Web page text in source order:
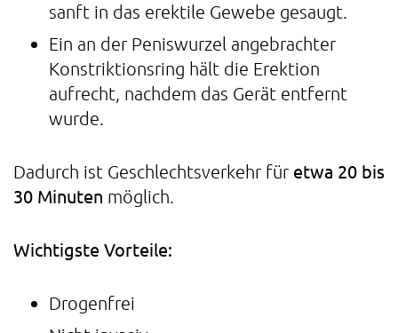
sanft in das erektile Gewebe gesaugt.
Ein an der Peniswurzel angebrachter
Konstriktionsring hält die Erektion
aufrecht, nachdem das Gerät entfernt
wurde.
Dadurch ist Geschlechtsverkehr für etwa 20 bis
30 Minuten möglich.
Wichtigste Vorteile:
Drogenfrei